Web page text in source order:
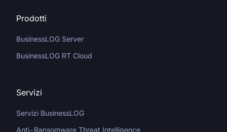
Prodotti
BusinessLOG Server
BusinessLOG RT Cloud
Servizi
Servizi BusinessLOG
Anti-Ransomware Threat Intelligence